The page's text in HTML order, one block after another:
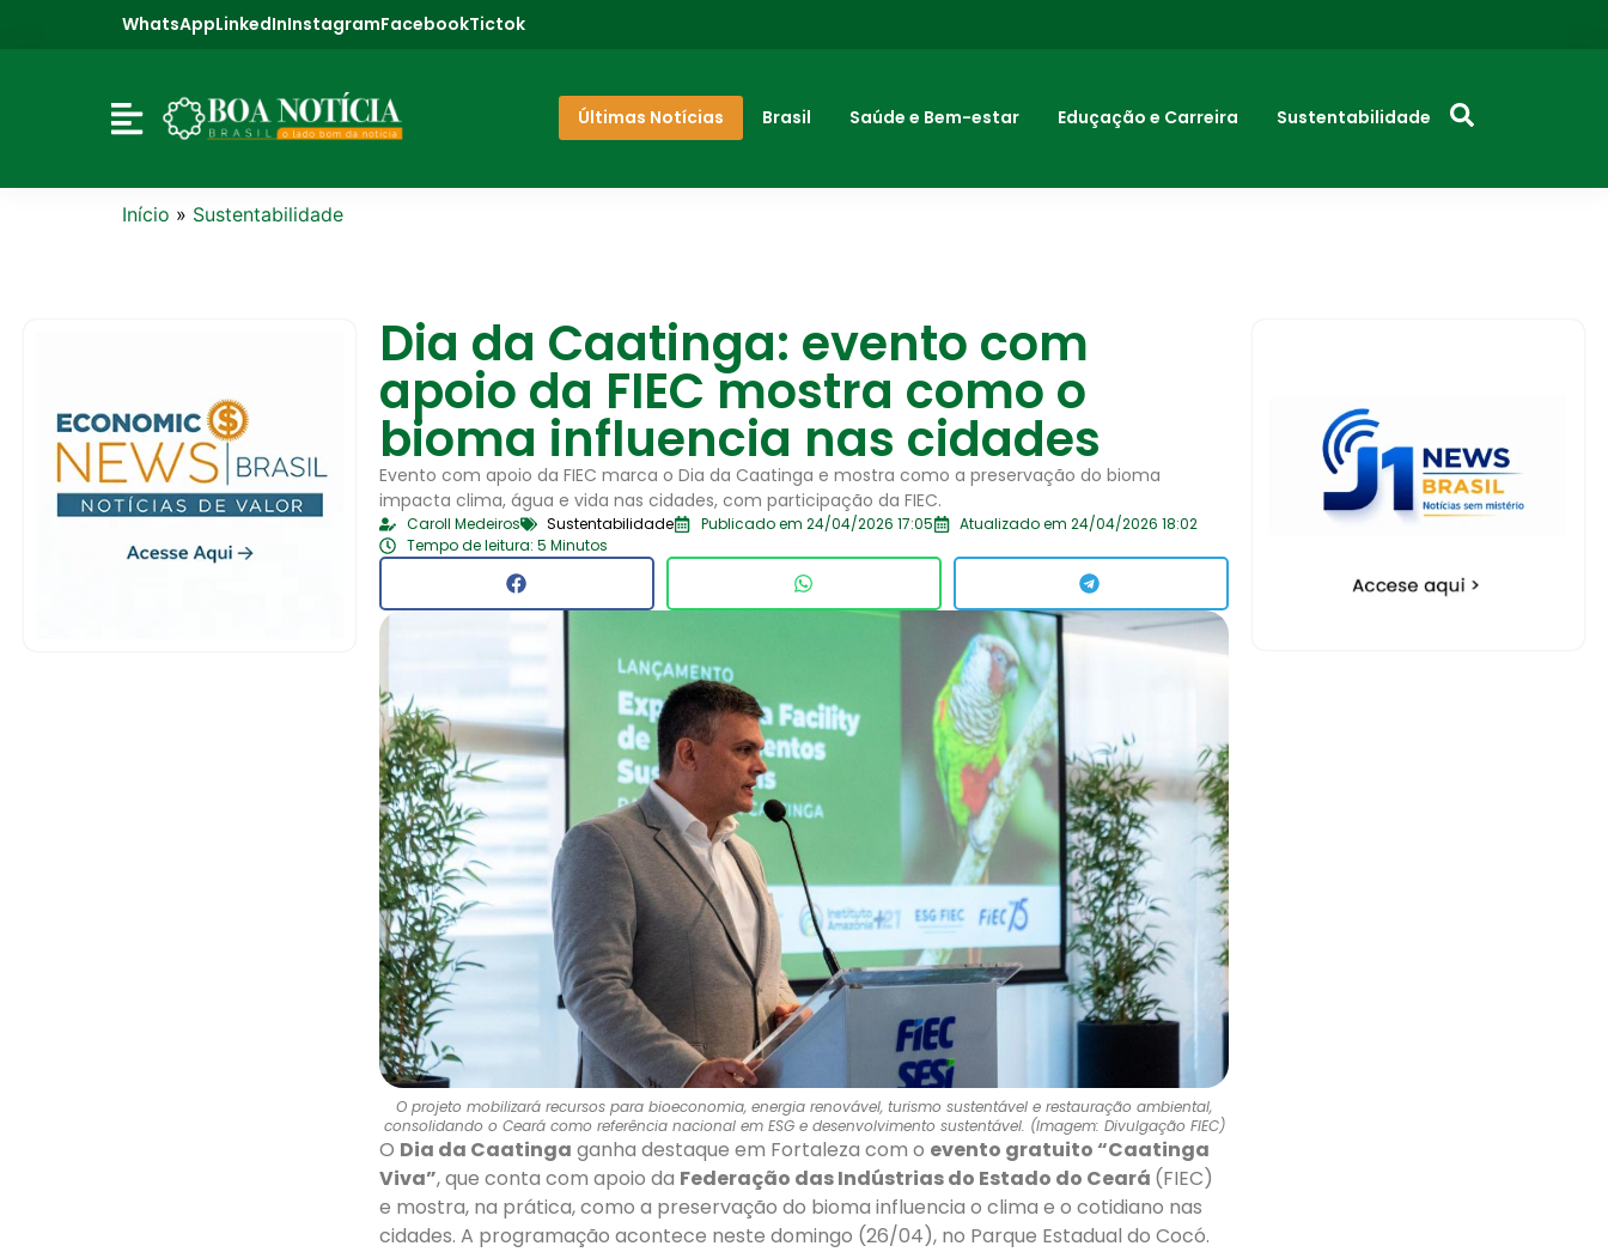
WhatsAppLinkedInInstagramFacebookTictok
Últimas Notícias Brasil Saúde e Bem-estar Eduçação e Carreira Sustentabilidade
Início » Sustentabilidade
Dia da Caatinga: evento com
apoio da FIEC mostra como o
bioma influencia nas cidades
Evento com apoio da FIEC marca o Dia da Caatinga e mostra como a preservação do bioma
impacta clima, água e vida nas cidades, com participação da FIEC.
Caroll Medeiros Sustentabilidade Publicado em 24/04/2026 17:05
Atualizado em 24/04/2026 18:02
Tempo de leitura: 5 Minutos
O projeto mobilizará recursos para bioeconomia, energia renovável, turismo sustentável e restauração ambiental,
consolidando o Ceará como referência nacional em ESG e desenvolvimento sustentável. (Imagem: Divulgação FIEC)
O Dia da Caatinga ganha destaque em Fortaleza com o evento gratuito “Caatinga
Viva”, que conta com apoio da Federação das Indústrias do Estado do Ceará (FIEC)
e mostra, na prática, como a preservação do bioma influencia o clima e o cotidiano nas
cidades. A programação acontece neste domingo (26/04), no Parque Estadual do Cocó.